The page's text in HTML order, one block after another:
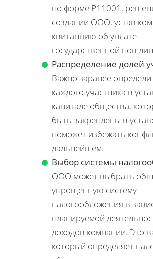
по форме Р11001,
создании ООО, устав
квитанцию об уплате
государственной
Распределение долей
Важно заранее
каждого участника в
капитале общества,
быть закреплены в
поможет избежать
дальнейшем.
Выбор системы
ООО может выбрать
упрощенную систему
налогообложения в
планируемой
доходов компании. Это
который определяет